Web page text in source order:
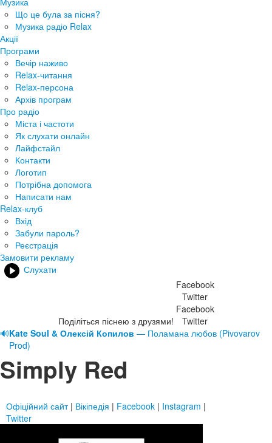
Що це була за пісня?
Музика радіо Relax
Акції
Програми
Вечір наживо
Relax-читання
Relax-персона
Архів програм
Про радіо
Міста і частоти
Як слухати онлайн
Лайфстайл
Контакти
Логотип
Потрібна допомога
Написати нам
Relax-клуб
Вхід
Забули пароль?
Реєстрація
Замовити рекламу
Слухати
Поділіться піснею з друзями!
Facebook
Twitter
Facebook
Twitter
🔊Kate Soul & Олексій Копилов — Поламана любов (Pivovarov
Prod)
Simply Red
Офіційний сайт| Вікіпедія | Facebook | Instagram |
Twitter